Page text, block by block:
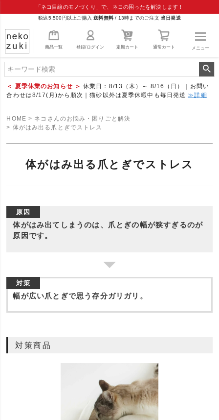
「ネコ目線のモノづくり」で、ネコの困ったを解決します！
税込5,500円以上ご購入送料無料 / 13時までのご注文 当日発送
商品一覧 登録/ログイン 定期カート 通常カート メニュー
＜ 夏季休業のお知らせ ＞ 休業日：8/13（木）～ 8/16（日）｜お問い
合わせは8/17(月)から順次｜猫砂以外は夏季休暇中も毎日発送≫詳細
HOME
ネコさんのお悩み・困りごと解決
体がはみ出る爪とぎでストレス
体がはみ出る爪とぎでストレス
原因
体がはみ出てしまうのは、爪とぎの幅が狭すぎるのが
原因です。
対策
幅が広い爪とぎで思う存分ガリガリ。
対策商品